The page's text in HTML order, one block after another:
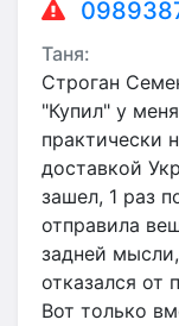
Таня:
Строган
"Купил" у
практически
доставкой
зашел, 1 раз
отправила
задней
отказался от
Вот только